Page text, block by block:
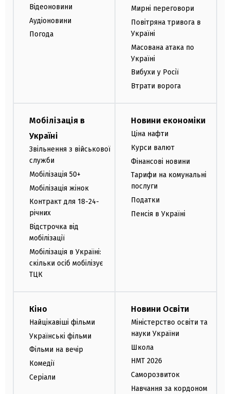
Відеоновини
Аудіоновини
Погода
Мирні переговори
Повітряна тривога в
Україні
Масована атака по
Україні
Вибухи у Росії
Втрати ворога
Мобілізація в
Україні
Звільнення з військової
служби
Мобілізація 50+
Мобілізація жінок
Контракт для 18-24-
річних
Відстрочка від
мобілізації
Мобілізація в Україні:
скільки осіб мобілізує
ТЦК
Новини економіки
Ціна нафти
Курси валют
Фінансові новини
Тарифи на комунальні
послуги
Податки
Пенсія в Україні
Кіно
Найцікавіші фільми
Українські фільми
Фільми на вечір
Комедії
Серіали
Новини Освіти
Міністерство освіти та
науки України
Школа
НМТ 2026
Саморозвиток
Навчання за кордоном